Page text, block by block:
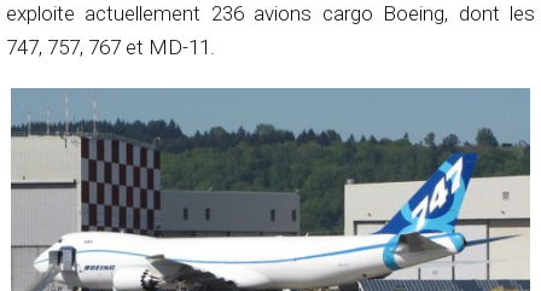
exploite actuellement 236 avions cargo Boeing, dont les
747, 757, 767 et MD-11.